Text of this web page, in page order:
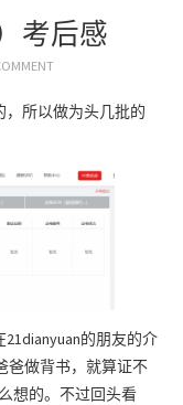
考后感
所以做为头几批的
的朋友的介
爸做背书，就算证不
想的。不过回头看